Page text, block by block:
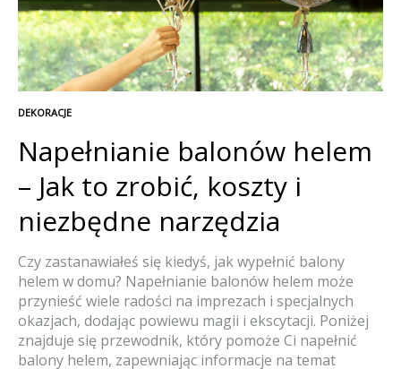
DEKORACJE
Napełnianie balonów helem
– Jak to zrobić, koszty i
niezbędne narzędzia
Czy zastanawiałeś się kiedyś, jak wypełnić balony
helem w domu? Napełnianie balonów helem może
przynieść wiele radości na imprezach i specjalnych
okazjach, dodając powiewu magii i ekscytacji. Poniżej
znajduje się przewodnik, który pomoże Ci napełnić
balony helem, zapewniając informacje na temat